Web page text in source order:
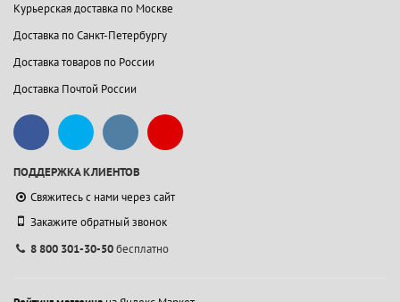
Курьерская доставка по Москве
Доставка по Санкт-Петербургу
Доставка товаров по России
Доставка Почтой России
ПОДДЕРЖКА КЛИЕНТОВ
Свяжитесь с нами через сайт
Закажите обратный звонок
8 800 301-30-50бесплатно